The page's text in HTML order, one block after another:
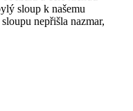
sloup k našemu
nepřišla nazmar,